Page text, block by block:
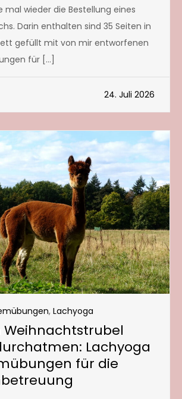
mal wieder die Bestellung eines
Darin enthalten sind 35 Seiten in
gefüllt mit von mir entworfenen
für […]
24. Juli 2026
, Lachyoga
Weihnachtstrubel
Lachyoga
für die